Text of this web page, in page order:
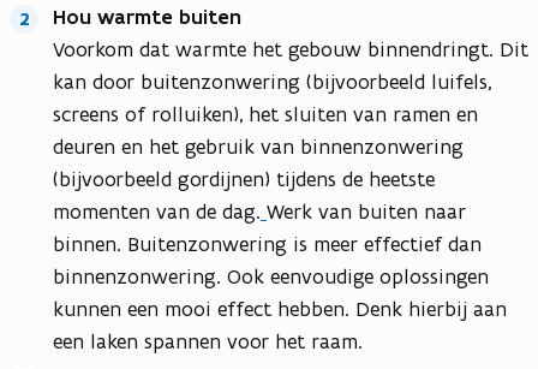
Hou warmte buiten
Voorkom dat warmte het gebouw binnendringt. Dit
kan door buitenzonwering (bijvoorbeeld luifels,
screens of rolluiken), het sluiten van ramen en
deuren en het gebruik van binnenzonwering
(bijvoorbeeld gordijnen) tijdens de heetste
momenten van de dag. Werk van buiten naar
binnen. Buitenzonwering is meer effectief dan
binnenzonwering. Ook eenvoudige oplossingen
kunnen een mooi effect hebben. Denk hierbij aan
een laken spannen voor het raam.